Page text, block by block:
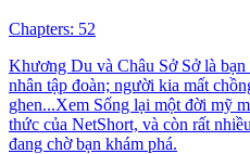
Chapters: 52
Khương Du và Châu Sở Sở là
nhân tập đoàn; người kia mất
ghen...Xem Sống lại một đời mỹ
thức của NetShort, và còn rất
đang chờ bạn khám phá.